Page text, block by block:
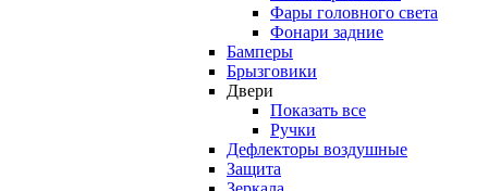
Фары головного света
Фонари задние
Бамперы
Брызговики
Двери
Показать все
Ручки
Дефлекторы воздушные
Защита